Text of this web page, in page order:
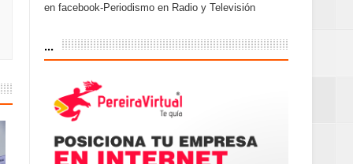
en facebook-Periodismo en Radio y Televisión
...